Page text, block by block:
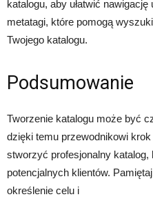
katalogu, aby ułatwić
metatagi, które pomogą
Twojego katalogu.
Podsumowanie
Tworzenie katalogu może być
dzięki temu przewodnikowi
stworzyć profesjonalny
potencjalnych klientów.
określenie celu i